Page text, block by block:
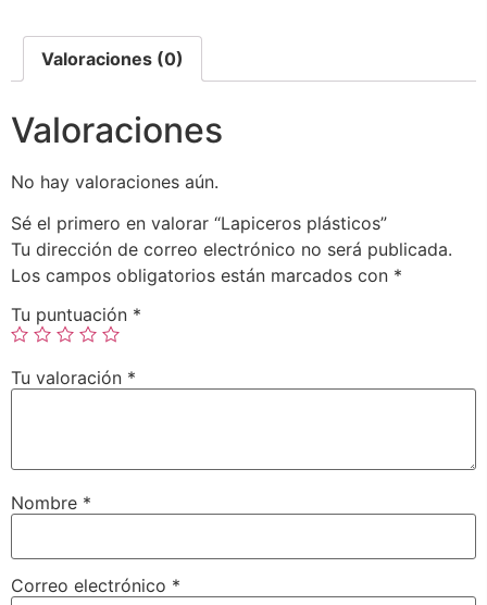
Valoraciones (0)
Valoraciones
No hay valoraciones aún.
Sé el primero en valorar “Lapiceros plásticos”
Tu dirección de correo electrónico no será publicada.
Los campos obligatorios están marcados con *
Tu puntuación *
Tu valoración *
Nombre *
Correo electrónico *